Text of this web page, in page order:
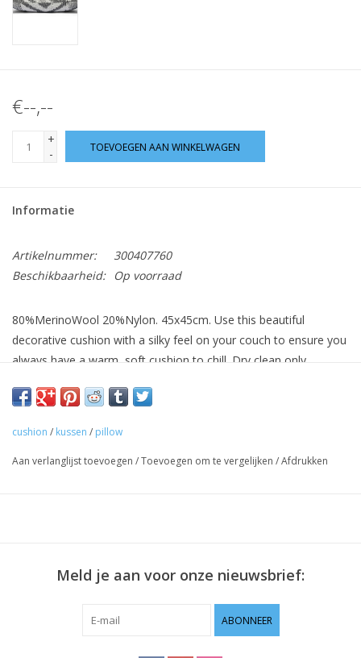
€--,--
+
-
TOEVOEGEN AAN WINKELWAGEN
Informatie
Artikelnummer:
300407760
Beschikbaarheid:
Op voorraad
80%MerinoWool 20%Nylon. 45x45cm. Use this beautiful
decorative cushion with a silky feel on your couch to ensure you
always have a warm, soft cushion to chill. Dry clean only.
cushion / kussen / pillow
Aan verlanglijst toevoegen /Toevoegen om te vergelijken /Afdrukken
Meld je aan voor onze nieuwsbrief:
ABONNEER